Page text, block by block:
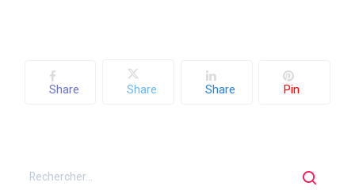
Share Share Share Pin